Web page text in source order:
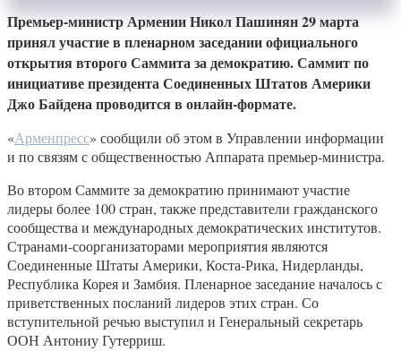
Премьер-министр Армении Никол Пашинян 29 марта
принял участие в пленарном заседании официального
открытия второго Саммита за демократию. Саммит по
инициативе президента Соединенных Штатов Америки
Джо Байдена проводится в онлайн-формате.
«Арменпресс» сообщили об этом в Управлении информации
и по связям с общественностью Аппарата премьер-министра.
Во втором Саммите за демократию принимают участие
лидеры более 100 стран, также представители гражданского
сообщества и международных демократических институтов.
Странами-соорганизаторами мероприятия являются
Соединенные Штаты Америки, Коста-Рика, Нидерланды,
Республика Корея и Замбия. Пленарное заседание началось с
приветственных посланий лидеров этих стран. Со
вступительной речью выступил и Генеральный секретарь
ООН Антониу Гутерриш.